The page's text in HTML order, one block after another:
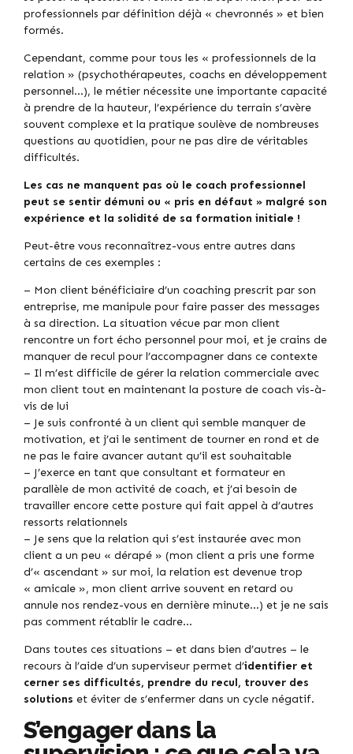
professionnels par définition déjà « chevronnés » et bien
formés.
Cependant, comme pour tous les « professionnels de la
relation » (psychothérapeutes, coachs en développement
personnel…), le métier nécessite une importante capacité
à prendre de la hauteur, l’expérience du terrain s’avère
souvent complexe et la pratique soulève de nombreuses
questions au quotidien, pour ne pas dire de véritables
difficultés.
Les cas ne manquent pas où le coach professionnel
peut se sentir démuni ou « pris en défaut » malgré son
expérience et la solidité de sa formation initiale !
Peut-être vous reconnaîtrez-vous entre autres dans
certains de ces exemples :
– Mon client bénéficiaire d’un coaching prescrit par son
entreprise, me manipule pour faire passer des messages
à sa direction. La situation vécue par mon client
rencontre un fort écho personnel pour moi, et je crains de
manquer de recul pour l’accompagner dans ce contexte
– Il m’est difficile de gérer la relation commerciale avec
mon client tout en maintenant la posture de coach vis-à-
vis de lui
– Je suis confronté à un client qui semble manquer de
motivation, et j’ai le sentiment de tourner en rond et de
ne pas le faire avancer autant qu’il est souhaitable
– J’exerce en tant que consultant et formateur en
parallèle de mon activité de coach, et j’ai besoin de
travailler encore cette posture qui fait appel à d’autres
ressorts relationnels
– Je sens que la relation qui s’est instaurée avec mon
client a un peu « dérapé » (mon client a pris une forme
d’« ascendant » sur moi, la relation est devenue trop
« amicale », mon client arrive souvent en retard ou
annule nos rendez-vous en dernière minute…) et je ne sais
pas comment rétablir le cadre…
Dans toutes ces situations – et dans bien d’autres – le
recours à l’aide d’un superviseur permet d’identifier et
cerner ses difficultés, prendre du recul, trouver des
solutions et éviter de s’enfermer dans un cycle négatif.
S’engager dans la